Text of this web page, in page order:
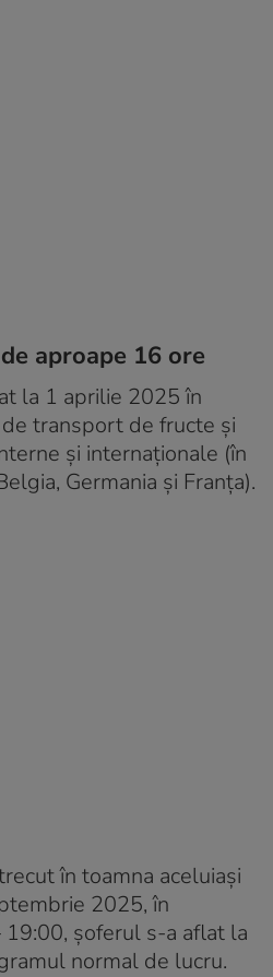
aproape 16 ore
la 1 aprilie 2025 în
transport de fructe și
și internaționale (în
Germania și Franța).
în toamna aceluiași
2025, în
șoferul s-a aflat la
normal de lucru.